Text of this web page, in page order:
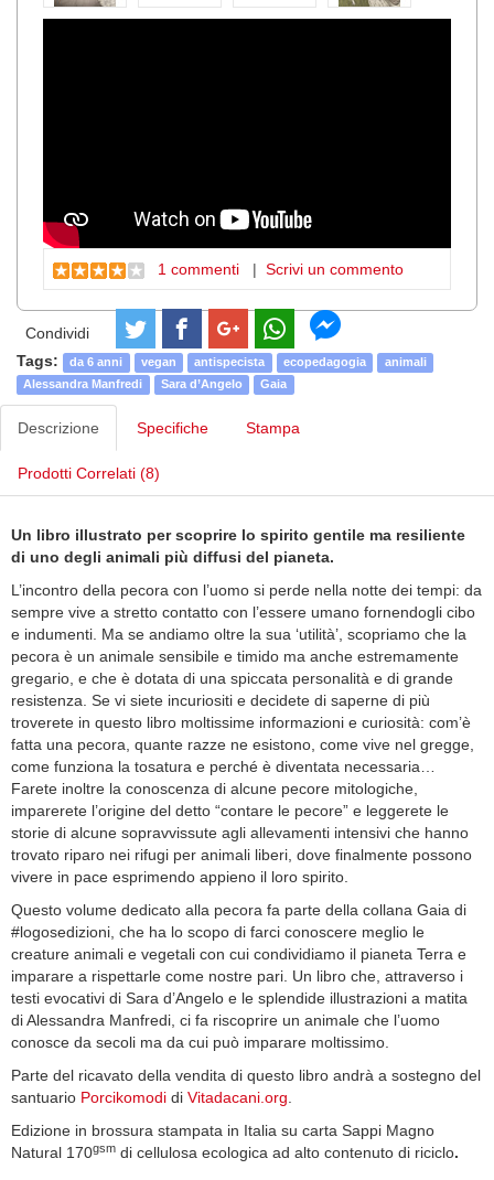
1 commenti | Scrivi un commento
Condividi
Tags:
da 6 anni vegan antispecista ecopedagogia
animali
Alessandra Manfredi
Sara d’Angelo Gaia
Descrizione Specifiche Stampa
Prodotti Correlati (8)
Un libro illustrato per scoprire lo spirito gentile ma resiliente
di uno degli animali più diffusi del pianeta.
L’incontro della pecora con l’uomo si perde nella notte dei tempi: da
sempre vive a stretto contatto con l’essere umano fornendogli cibo
e indumenti. Ma se andiamo oltre la sua ‘utilità’, scopriamo che la
pecora è un animale sensibile e timido ma anche estremamente
gregario, e che è dotata di una spiccata personalità e di grande
resistenza. Se vi siete incuriositi e decidete di saperne di più
troverete in questo libro moltissime informazioni e curiosità: com’è
fatta una pecora, quante razze ne esistono, come vive nel gregge,
come funziona la tosatura e perché è diventata necessaria…
Farete inoltre la conoscenza di alcune pecore mitologiche,
imparerete l’origine del detto “contare le pecore” e leggerete le
storie di alcune sopravvissute agli allevamenti intensivi che hanno
trovato riparo nei rifugi per animali liberi, dove finalmente possono
vivere in pace esprimendo appieno il loro spirito.
Questo volume dedicato alla pecora fa parte della collana Gaia di
#logosedizioni, che ha lo scopo di farci conoscere meglio le
creature animali e vegetali con cui condividiamo il pianeta Terra e
imparare a rispettarle come nostre pari. Un libro che, attraverso i
testi evocativi di Sara d’Angelo e le splendide illustrazioni a matita
di Alessandra Manfredi, ci fa riscoprire un animale che l’uomo
conosce da secoli ma da cui può imparare moltissimo.
Parte del ricavato della vendita di questo libro andrà a sostegno del
santuario Porcikomodi di Vitadacani.org.
Edizione in brossura stampata in Italia su carta Sappi Magno
Natural 170gsm di cellulosa ecologica ad alto contenuto di riciclo.